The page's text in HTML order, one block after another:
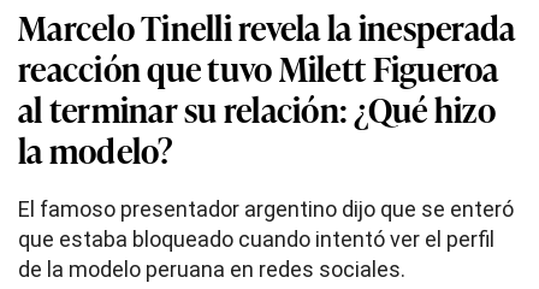
Marcelo Tinelli revela la inesperada
reacción que tuvo Milett Figueroa
al terminar su relación: ¿Qué hizo
la modelo?
El famoso presentador argentino dijo que se enteró
que estaba bloqueado cuando intentó ver el perfil
de la modelo peruana en redes sociales.